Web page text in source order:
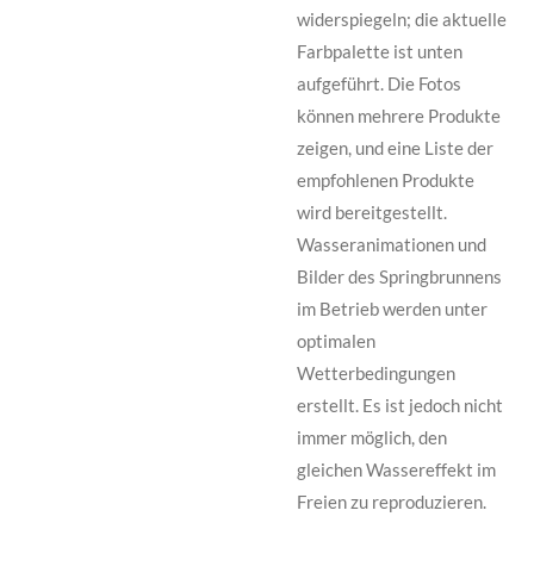
widerspiegeln; die aktuelle
Farbpalette ist unten
aufgeführt. Die Fotos
können mehrere Produkte
zeigen, und eine Liste der
empfohlenen Produkte
wird bereitgestellt.
Wasseranimationen und
Bilder des Springbrunnens
im Betrieb werden unter
optimalen
Wetterbedingungen
erstellt. Es ist jedoch nicht
immer möglich, den
gleichen Wassereffekt im
Freien zu reproduzieren.